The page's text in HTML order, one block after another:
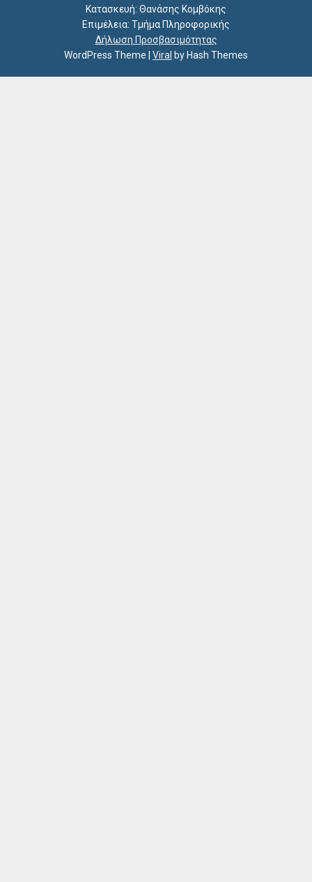
Κατασκευή: Θανάσης Κομβόκης
Επιμέλεια: Τμήμα Πληροφορικής
Δήλωση Προσβασιμότητας
WordPress Theme
Viral by Hash Themes